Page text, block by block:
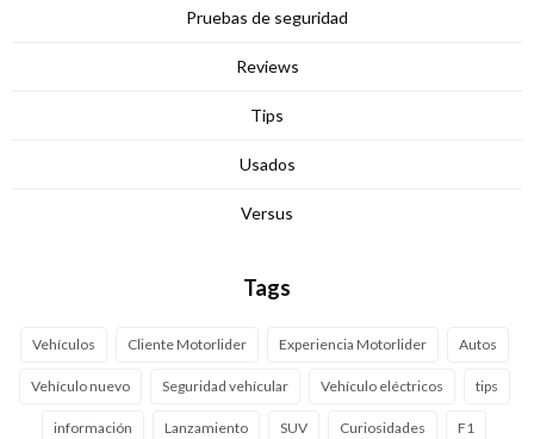
Pruebas de seguridad
Reviews
Tips
Usados
Versus
Tags
Vehículos Cliente Motorlider Experiencia Motorlider Autos
Vehículo nuevo Seguridad vehícular Vehículo eléctricos tips
información Lanzamiento SUV Curiosidades F1